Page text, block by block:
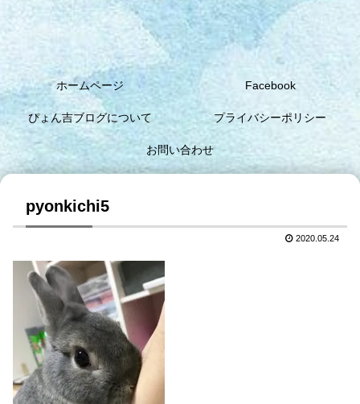
ホームページ Facebook
ぴょん吉ブログについて プライバシーポリシー
お問い合わせ
pyonkichi5
2020.05.24